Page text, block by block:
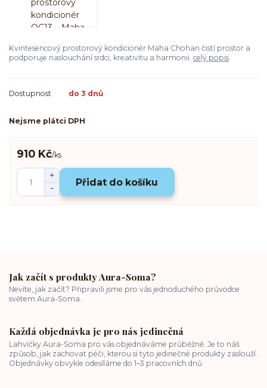
Kvintesencový prostorový kondicionér Maha Chohan čistí prostor a
podporuje naslouchání srdci, kreativitu a harmonii. celý popis
Dostupnost do 3 dnů
Nejsme plátci DPH
910 Kč/ks
Přidat do košíku
Jak začít s produkty Aura-Soma?
Nevíte, jak začít? Připravili jsme pro vás jednoduchého průvodce
světem Aura-Soma.
Každá objednávka je pro nás jedinečná
Lahvičky Aura-Soma pro vás objednáváme průběžně. Je to náš
způsob, jak zachovat péči, kterou si tyto jedinečné produkty zaslouží.
Objednávky obvykle odesíláme do 1–3 pracovních dnů.